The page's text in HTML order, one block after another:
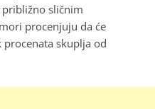
približno sličnim
procenjuju da će
procenata skuplja od